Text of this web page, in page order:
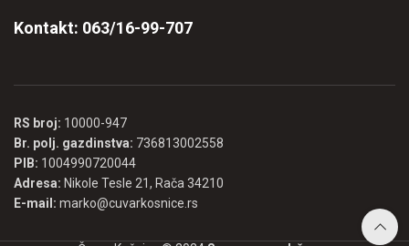
Kontakt: 063/16-99-707
RS broj: 10000-947
Br. polj. gazdinstva: 736813002558
PIB: 1004990720044
Adresa: Nikole Tesle 21, Rača 34210
E-mail: marko@cuvarkosnice.rs